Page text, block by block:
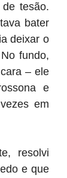
tesão.
bater
deixar o
fundo,
– ele
e
em
resolvi
e que